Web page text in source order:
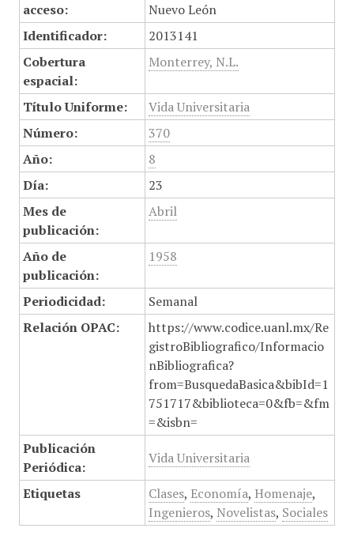
acceso:
Nuevo León
Identificador:
2013141
Cobertura
espacial:
Monterrey, N.L.
Título Uniforme:
Vida Universitaria
Número:
370
Año:
8
Día:
23
Mes de
publicación:
Abril
Año de
publicación:
1958
Periodicidad:
Semanal
Relación OPAC:
https://www.codice.uanl.mx/Re
gistroBibliografico/Informacio
nBibliografica?
from=BusquedaBasica&bibId=1
751717&biblioteca=0&fb=&fm
=&isbn=
Publicación
Periódica:
Vida Universitaria
Etiquetas Clases, Economía, Homenaje,
Ingenieros, Novelistas, Sociales